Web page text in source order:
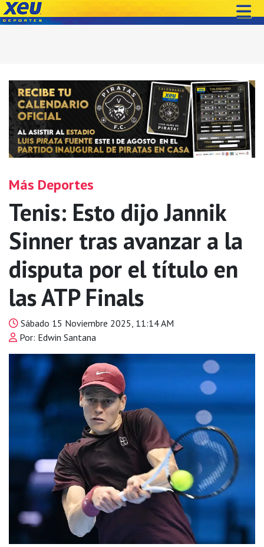
Más Deportes
Tenis: Esto dijo Jannik
Sinner tras avanzar a la
disputa por el título en
las ATP Finals
Sábado 15 Noviembre 2025, 11:14 AM
Por: Edwin Santana